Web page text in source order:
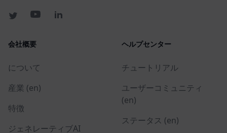
会社概要
について
産業 (en)
特徴
ジェネレーティブAI
ヘルプセンター
チュートリアル
ユーザーコミュニティ
(en)
ステータス (en)